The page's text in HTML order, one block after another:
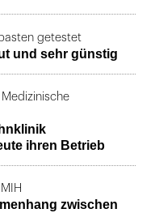
getestet
und sehr günstig
ihren Betrieb
zwischen